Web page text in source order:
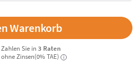
Zahlen Sie in3 Raten
ohne Zinsen(0% TAE)
i